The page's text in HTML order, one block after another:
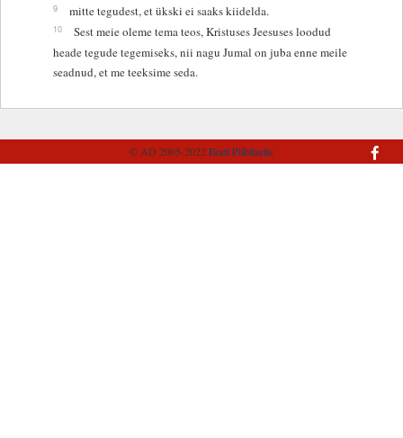
9 mitte tegudest, et ükski ei saaks kiidelda.
10
Sest meie oleme tema teos, Kristuses Jeesuses loodud
heade tegude tegemiseks, nii nagu Jumal on juba enne meile
seadnud, et me teeksime seda.
© AD 2005-2022Eesti Piibliselts